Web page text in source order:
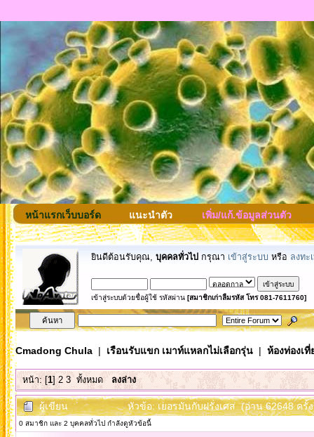
หน้าแรกเว็บบอร์ด แนะนำตัว เพิ่ม/แก้.ข้อมูลส่วนตัว
ยินดีต้อนรับคุณ, บุคคลทั่วไป กรุณา เข้าสู่ระบบ หรือ ลงทะ
เข้าสู่ระบบด้วยชื่อผู้ใช้ รหัสผ่าน [สมาชิกเก่าลืมรหัส โทร 081-7611760]
Cmadong Chula| เรือนรับแขก เมาท์แหลกไม่เลือกรุ่น| ห้องท่องเ
หน้า: [1]2 3 ทั้งหมด ลงล่าง
ผู้เขียน หัวข้อ: เยอรมันกับฝรั่งเศส (อ่าน 62648 ครั้
0 สมาชิก และ 2 บุคคลทั่วไป กำลังดูหัวข้อนี้